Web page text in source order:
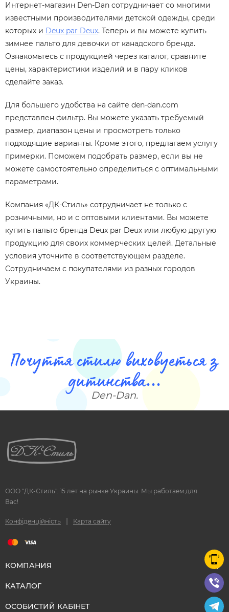
Интернет-магазин Den-Dan сотрудничает со многими
известными производителями детской одежды, среди
которых и Deux par Deux. Теперь и вы можете купить
зимнее пальто для девочки от канадского бренда.
Ознакомьтесь с продукцией через каталог, сравните
цены, характеристики изделий и в пару кликов
сделайте заказ.
Для большего удобства на сайте den-dan.com
представлен фильтр. Вы можете указать требуемый
размер, диапазон цены и просмотреть только
подходящие варианты. Кроме этого, предлагаем услугу
примерки. Поможем подобрать размер, если вы не
можете самостоятельно определиться с оптимальными
параметрами.
Компания «ДК-Стиль» сотрудничает не только с
розничными, но и с оптовыми клиентами. Вы можете
купить пальто бренда Deux par Deux или любую другую
продукцию для своих коммерческих целей. Детальные
условия уточните в соответствующем разделе.
Сотрудничаем с покупателями из разных городов
Украины.
Почуття стилю виховуеться з
дитинства...
Den-Dan.
ООО "ДК-Стиль". 15 лет на рынке Украины. Мы работаем для
Вас!
Конфіденційність Карта сайту
КОМПАНИЯ
КАТАЛОГ
ОСОБИСТИЙ КАБІНЕТ